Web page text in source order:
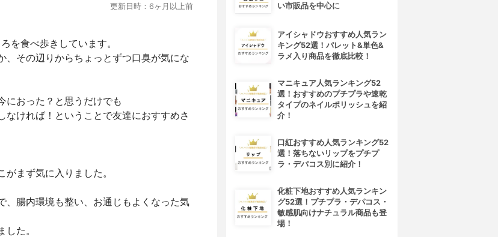
更新日時：6ヶ月以上前
を食べ歩きしています。
、その辺りからちょっとずつ口臭が気にな
におった？と思うだけでも
ければ！ということで友達におすすめさ
まず気に入りました。
、腸内環境も整い、お通じもよくなった気
た。
い市販品を中心に
アイシャドウおすすめ人気ラン
キング52選！パレット&単色&
ラメ入り商品を徹底比較！
マニキュア人気ランキング52
選！おすすめのプチプラや速乾
タイプのネイルポリッシュを紹
介！
口紅おすすめ人気ランキング52
選！落ちないリップをプチプ
ラ・デパコス別に紹介！
化粧下地おすすめ人気ランキン
グ52選！プチプラ・デパコス・
敏感肌向けナチュラル商品も登
場！